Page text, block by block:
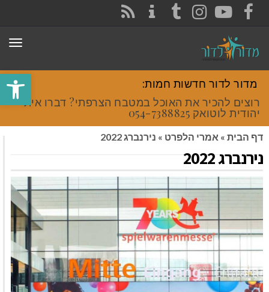
פתח
FACEBOOK
YOUTUBE
INSTAGRAM
TUMBLR
מדור לדור חדשות חמות:
רוצים להכיר את האוכל במטבח הצרפתי? דברו איתי
יהודית לוטואק 054-7388825.
דף הבית » אמרי הלפרט » נירנברג 2022
נירנברג 2022